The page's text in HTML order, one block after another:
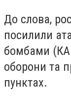
До слова,
посилили
бомбами
оборони та
пунктах.